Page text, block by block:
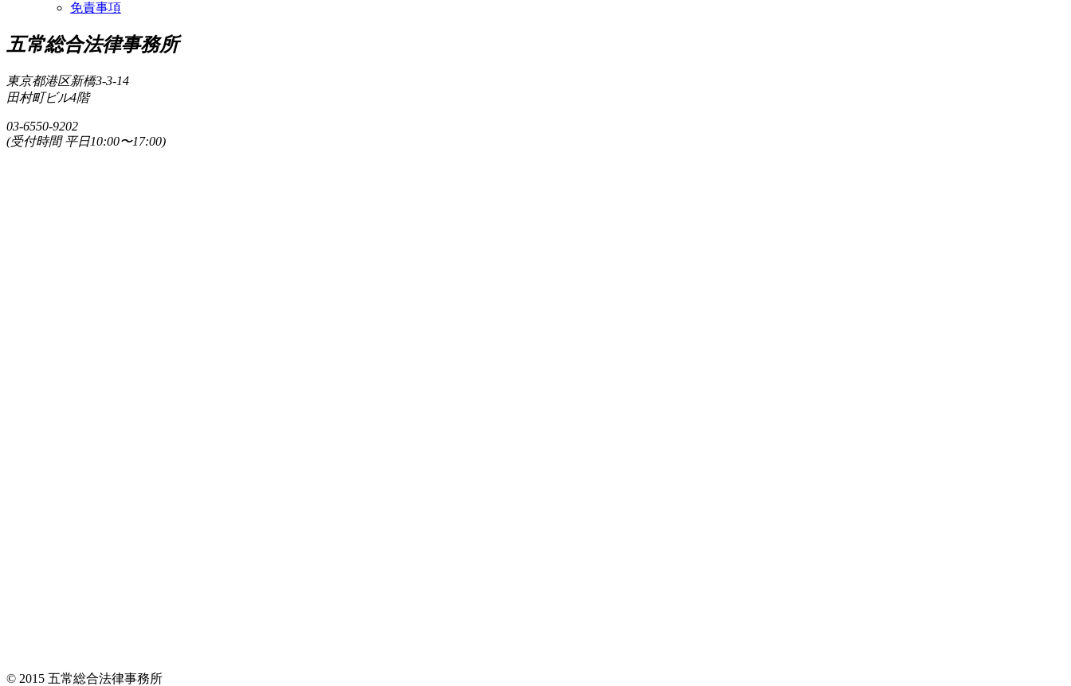
免責事項
五常総合法律事務所
東京都港区新橋3-3-14
田村町ビル4階
03-6550-9202
(受付時間 平日10:00〜17:00)
© 2015 五常総合法律事務所